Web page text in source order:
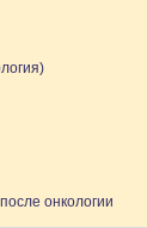
онкологии